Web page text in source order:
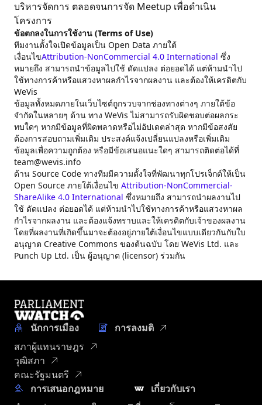
บริหารจัดการ ตลอดจนการจัด Meetup เพื่อดำเนิน
โครงการ
ข้อตกลงในการใช้งาน (Terms of Use)
ทีมงานตั้งใจเปิดข้อมูลเป็น Open Data ภายใต้
เงื่อนไขAttribution-NonCommercial 4.0 International ซึ่ง
หมายถึง สามารถนำข้อมูลไปใช้ ดัดแปลง ต่อยอดได้ แต่ห้ามนำไป
ใช้ทางการค้าหรือแสวงหาผลกำไรจากผลงาน และต้องให้เครดิตกับ
WeVis
ข้อมูลทั้งหมดภายในเว็บไซต์ถูกรวบจากช่องทางต่างๆ ภายใต้ข้อ
จำกัดในหลายๆ ด้าน ทาง WeVis ไม่สามารถรับผิดชอบต่อผลกระ
ทบใดๆ หากมีข้อมูลที่ผิดพลาดหรือไม่อัปเดตล่าสุด หากมีข้อสงสัย
ต้องการสอบถามเพิ่มเติม ประสงค์แจ้งเปลี่ยนแปลงหรือเพิ่มเติม
ข้อมูลเพื่อความถูกต้อง หรือมีข้อเสนอแนะใดๆ สามารถติดต่อได้ที่
team@wevis.info
ด้าน Source Code ทางทีมมีความตั้งใจที่พัฒนาทุกโปรเจ็กต์ให้เป็น
Open Source ภายใต้เงื่อนไข Attribution-NonCommercial-
ShareAlike 4.0 International ซึ่งหมายถึง สามารถนำผลงานไป
ใช้ ดัดแปลง ต่อยอดได้ แต่ห้ามนำไปใช้ทางการค้าหรือแสวงหาผล
กำไรจากผลงาน และต้องแจ้งทราบและให้เครดิตกับเจ้าของผลงาน
โดยที่ผลงานที่เกิดขึ้นมาจะต้องอยู่ภายใต้เงื่อนไขแบบเดียวกันกับใบ
อนุญาต Creative Commons ของต้นฉบับ โดย WeVis Ltd. และ
Punch Up Ltd. เป็น ผู้อนุญาต (licensor) ร่วมกัน
นักการเมือง
สภาผู้แทนราษฎร
วุฒิสภา
คณะรัฐมนตรี
การลงมติ
การเสนอกฎหมาย
เกี่ยวกับเรา